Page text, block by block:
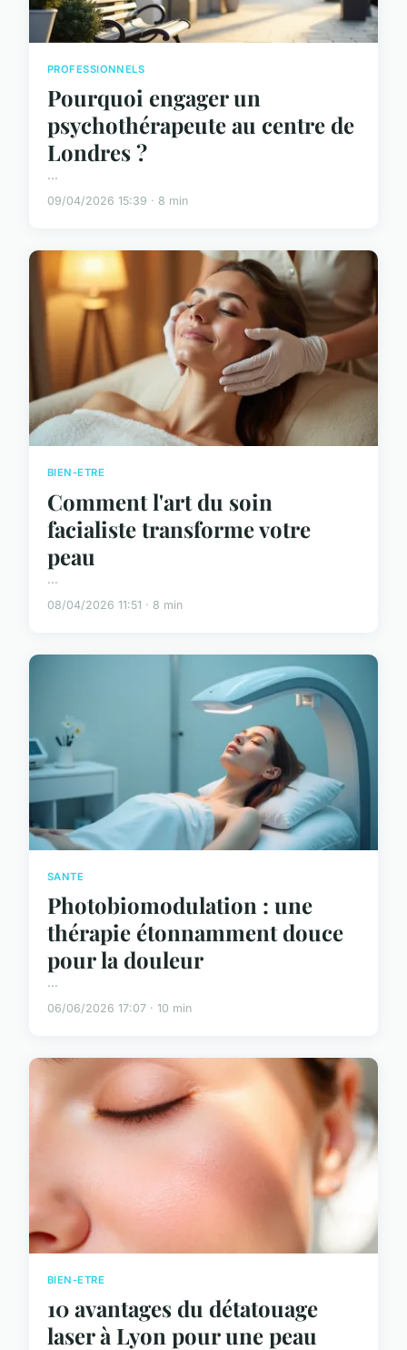
PROFESSIONNELS
Pourquoi engager un
psychothérapeute au centre de
Londres ?
...
09/04/2026 15:39 · 8 min
BIEN-ETRE
Comment l'art du soin
facialiste transforme votre
peau
...
08/04/2026 11:51 · 8 min
SANTE
Photobiomodulation : une
thérapie étonnamment douce
pour la douleur
...
06/06/2026 17:07 · 10 min
BIEN-ETRE
10 avantages du détatouage
laser à Lyon pour une peau